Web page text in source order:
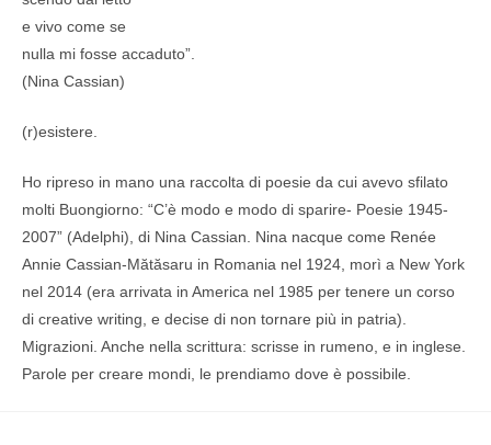
e vivo come se
nulla mi fosse accaduto”.
(Nina Cassian)
(r)esistere.
Ho ripreso in mano una raccolta di poesie da cui avevo sfilato
molti Buongiorno: “C’è modo e modo di sparire- Poesie 1945-
2007” (Adelphi), di Nina Cassian. Nina nacque come Renée
Annie Cassian-Mătăsaru in Romania nel 1924, morì a New York
nel 2014 (era arrivata in America nel 1985 per tenere un corso
di creative writing, e decise di non tornare più in patria).
Migrazioni. Anche nella scrittura: scrisse in rumeno, e in inglese.
Parole per creare mondi, le prendiamo dove è possibile.